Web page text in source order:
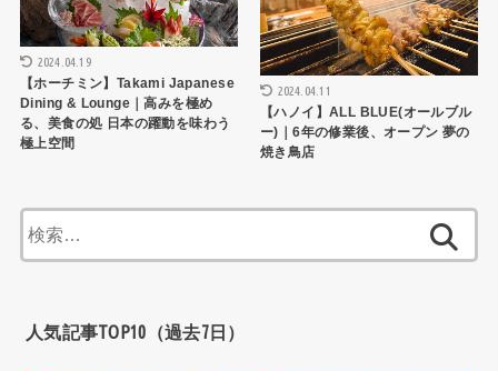
2024.04.19
【ホーチミン】Takami Japanese
Dining & Lounge｜高みを極め
る、美食の処 日本の躍動を味わう
極上空間
2024.04.11
【ハノイ】ALL BLUE(オールブル
ー)｜6年の修業後、オープン 夢の
焼き鳥店
索:
人気記事TOP10（過去7日）